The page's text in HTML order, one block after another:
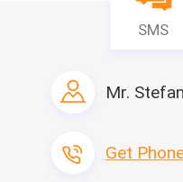
bovenkant te laden en leeg
overzees en binnenlands
Gedetailleerde
SMS
Mr.
Get